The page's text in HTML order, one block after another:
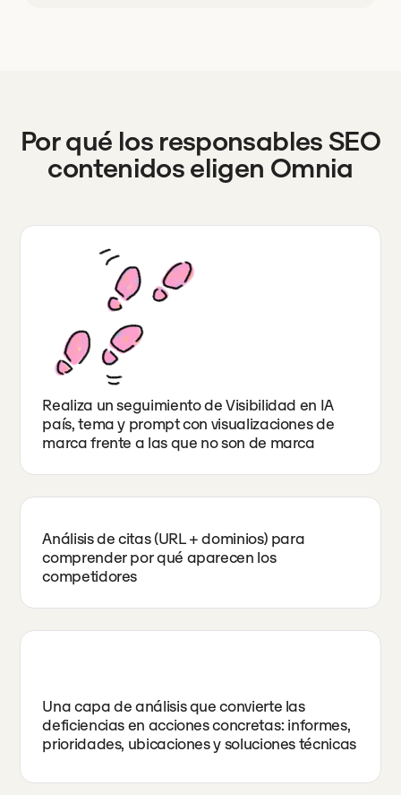
Por qué los responsables SEO
contenidos eligen Omnia
Realiza un seguimiento de Visibilidad en IA
país, tema y prompt con visualizaciones de
marca frente a las que no son de marca
Análisis de citas (URL + dominios) para
comprender por qué aparecen los
competidores
Una capa de análisis que convierte las
deficiencias en acciones concretas: informes,
prioridades, ubicaciones y soluciones técnicas